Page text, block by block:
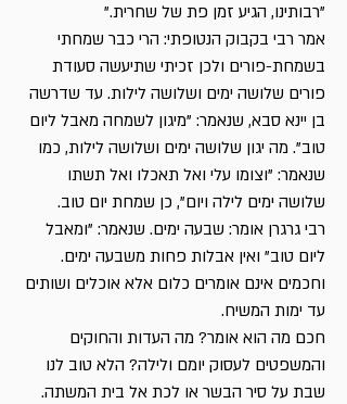
"רבותינו, הגיע זמן פת של שחרית."
אמר רבי בקבוק הנטופתי: הרי כבר שמחתי
בשמחת-פורים ולכן זכיתי שתיעשה סעודת
פורים שלושה ימים ושלושה לילות. עד שדרשה
בן יינא סבא, שנאמר: "מיגון לשמחה מאבל ליום
טוב". מה יגון שלושה ימים ושלושה לילות, כמו
שנאמר: "וצומו עלי ואל תאכלו ואל תשתו
שלושה ימים לילה ויום", כן שמחת יום טוב.
רבי גרגרן אומר: שבעה ימים. שנאמר: "ומאבל
ליום טוב" ואין אבלות פחות משבעה ימים.
וחכמים אינם אומרים כלום אלא אוכלים ושותים
עד ימות המשיח.
חכם מה הוא אומר? מה העדות והחוקים
והמשפטים לעסוק יומם ולילה? הלא טוב לנו
שבת על סיר הבשר או לכת אל בית המשתה.